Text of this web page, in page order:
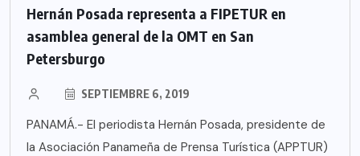
Hernán Posada representa a FIPETUR en
asamblea general de la OMT en San
Petersburgo
SEPTIEMBRE 6, 2019
PANAMÁ.- El periodista Hernán Posada, presidente de
la Asociación Panameña de Prensa Turística (APPTUR)